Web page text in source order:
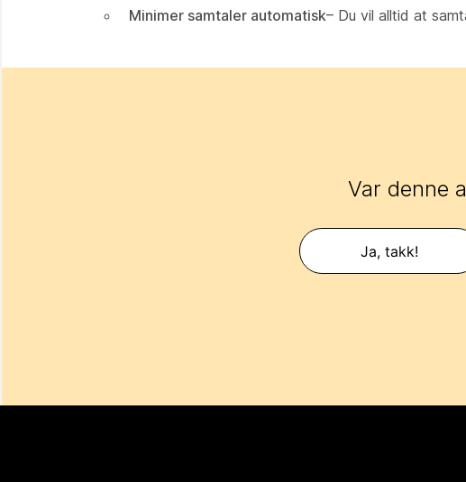
Minimer samtaler automatisk– Du vil alltid at
Var denne
Ja, takk!